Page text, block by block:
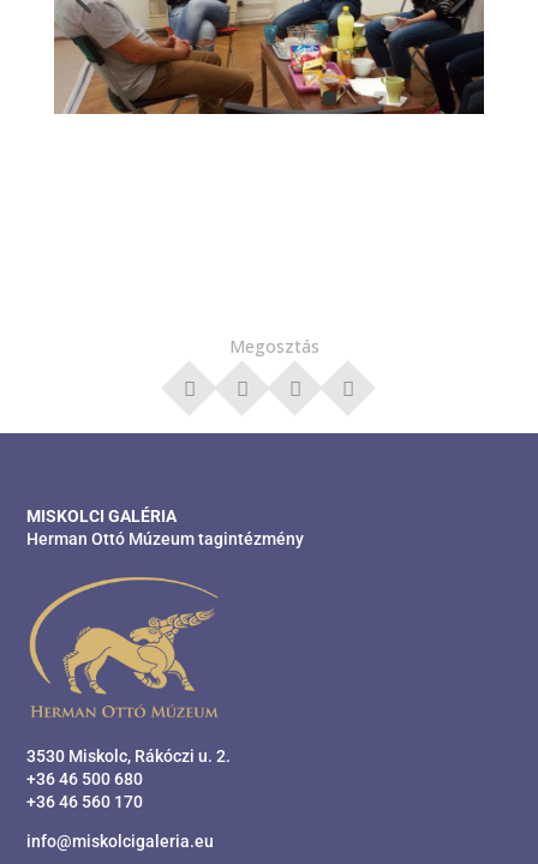
Megosztás
MISKOLCI GALÉRIA
Herman Ottó Múzeum tagintézmény
3530 Miskolc, Rákóczi u. 2.
+36 46 500 680
+36 46 560 170
info@miskolcigaleria.eu